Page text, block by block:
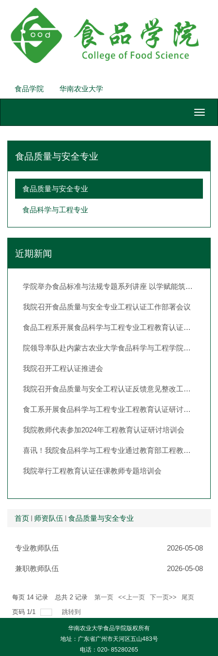
食品学院 华南农业大学
食品质量与安全专业
食品质量与安全专业
食品科学与工程专业
近期新闻
学院举办食品标准与法规专题系列讲座 以学赋能筑牢食品专业人才培养根基
我院召开食品质量与安全专业工程认证工作部署会议
食品工程系开展食品科学与工程专业工程教育认证持续改进研讨会暨2025年度考核会
院领导率队赴内蒙古农业大学食品科学与工程学院调研交流
我院召开工程认证推进会
我院召开食品质量与安全工程认证反馈意见整改工作推进会
食工系开展食品科学与工程专业工程教育认证研讨会暨2024年度考核会
我院教师代表参加2024年工程教育认证研讨培训会
喜讯！我院食品科学与工程专业通过教育部工程教育认证！
我院举行工程教育认证任课教师专题培训会
首页 师资队伍 食品质量与安全专业
2026-05-08
专业教师队伍
2026-05-08
兼职教师队伍
每页 14 记录 总共 2 记录 第一页 <<上一页 下一页>>
尾页
页码 1/1 跳转到
华南农业大学食品学院版权所有
地址：广东省广州市天河区五山483号
电话：020- 85280265